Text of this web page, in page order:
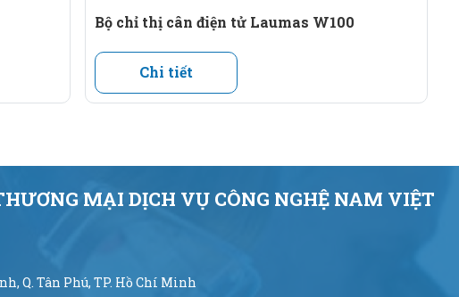
Bộ chỉ thị cân điện tử Laumas W100
Chi tiết
MẠI DỊCH VỤ CÔNG NGHỆ NAM VIỆT
Q. Tân Phú, TP. Hồ Chí Minh